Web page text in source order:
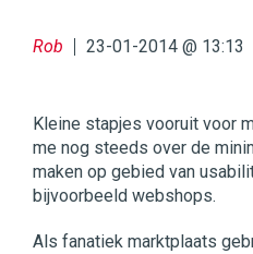
Rob 23-01-2014 @ 13:13
Kleine stapjes vooruit voor
me nog steeds over de
maken op gebied van
bijvoorbeeld webshops.
Als fanatiek marktplaats